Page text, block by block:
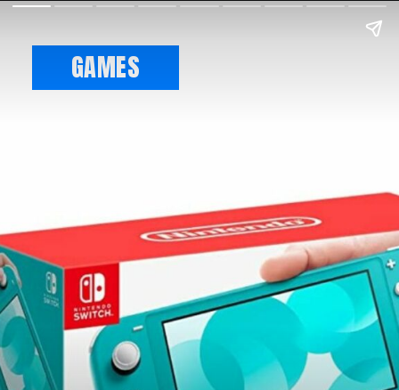
GAMES